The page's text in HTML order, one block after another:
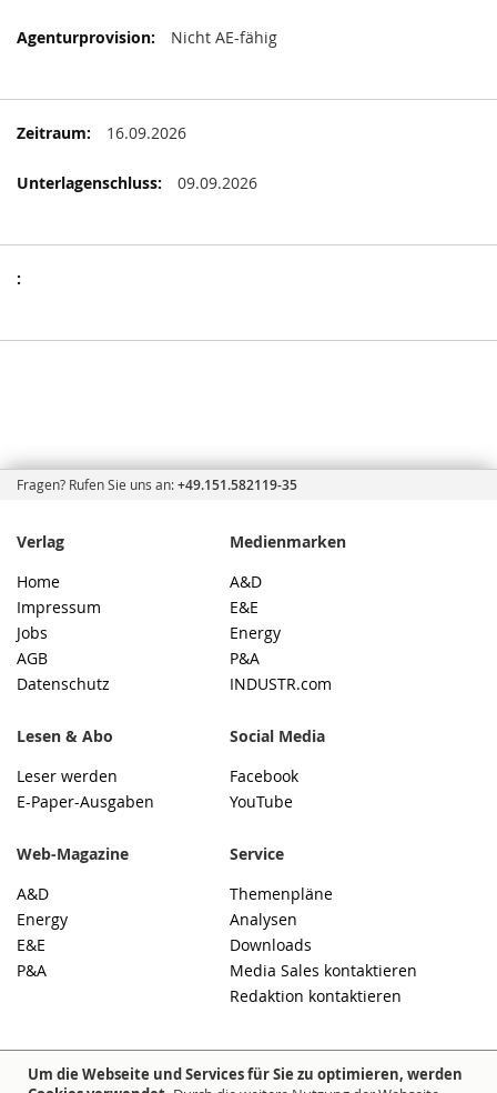
Um die Webseite und Services für Sie zu optimieren, werden
Nicht AE-fähig
Informationen16.09.2026
09.09.2026
Informationen
Fragen? Rufen Sie uns an:+49.151.582119-35
Verlag
Home
Impressum
Jobs
AGB
Datenschutz
Medienmarken
A&D
E&E
Energy
P&A
INDUSTR.com
Lesen & Abo
Leser werden
E-Paper-Ausgaben
Social Media
Facebook
YouTube
Web-Magazine
A&D
Energy
E&E
P&A
Service
Themenpläne
Analysen
Downloads
Media Sales kontaktieren
Redaktion kontaktieren